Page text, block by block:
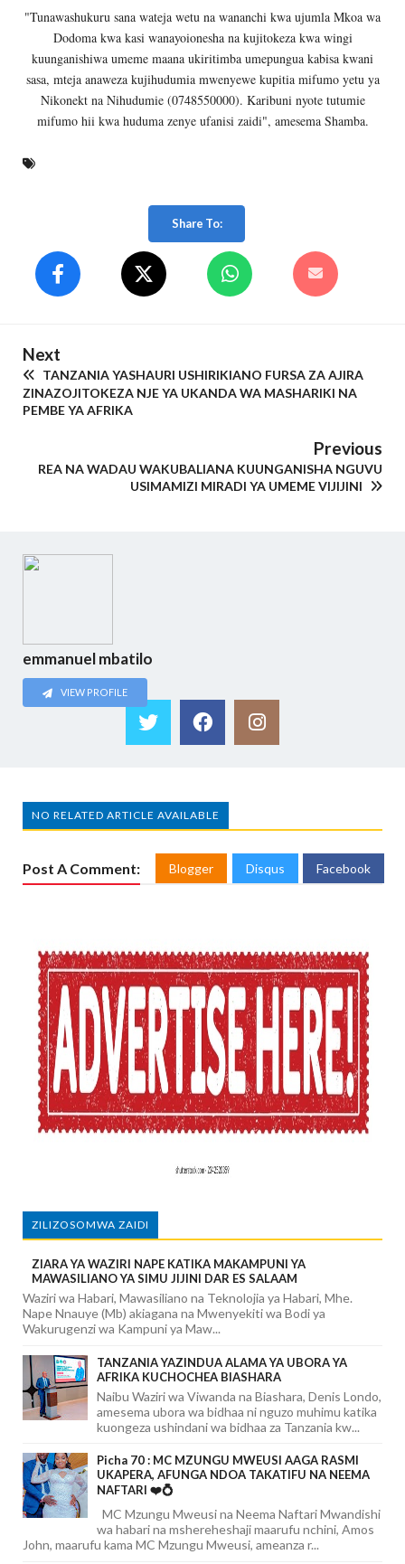
"Tunawashukuru sana wateja wetu na wananchi kwa ujumla Mkoa wa
Dodoma kwa kasi wanayoionesha na kujitokeza kwa wingi
kuunganishiwa umeme maana ukiritimba umepungua kabisa kwani
sasa, mteja anaweza kujihudumia mwenyewe kupitia mifumo yetu ya
Nikonekt na Nihudumie (0748550000). Karibuni nyote tutumie
mifumo hii kwa huduma zenye ufanisi zaidi", amesema Shamba.
Share To:
Next
TANZANIA YASHAURI USHIRIKIANO FURSA ZA AJIRA
ZINAZOJITOKEZA NJE YA UKANDA WA MASHARIKI NA
PEMBE YA AFRIKA
Previous
REA NA WADAU WAKUBALIANA KUUNGANISHA NGUVU
USIMAMIZI MIRADI YA UMEME VIJIJINI
emmanuel mbatilo
VIEW PROFILE
NO RELATED ARTICLE AVAILABLE
Post A Comment: Blogger Disqus Facebook
ZILIZOSOMWA ZAIDI
ZIARA YA WAZIRI NAPE KATIKA MAKAMPUNI YA
MAWASILIANO YA SIMU JIJINI DAR ES SALAAM
Waziri wa Habari, Mawasiliano na Teknolojia ya Habari, Mhe.
Nape Nnauye (Mb) akiagana na Mwenyekiti wa Bodi ya
Wakurugenzi wa Kampuni ya Maw...
TANZANIA YAZINDUA ALAMA YA UBORA YA
AFRIKA KUCHOCHEA BIASHARA
Naibu Waziri wa Viwanda na Biashara, Denis Londo,
amesema ubora wa bidhaa ni nguzo muhimu katika
kuongeza ushindani wa bidhaa za Tanzania kw...
Picha 70 : MC MZUNGU MWEUSI AAGA RASMI
UKAPERA, AFUNGA NDOA TAKATIFU NA NEEMA
NAFTARI ❤️💍
MC Mzungu Mweusi na Neema Naftari Mwandishi
wa habari na mshereheshaji maarufu nchini, Amos
John, maarufu kama MC Mzungu Mweusi, ameanza r...